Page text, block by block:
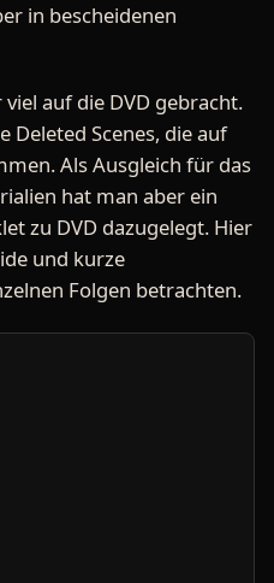
in bescheidenen
auf die DVD gebracht.
Deleted Scenes, die auf
Als Ausgleich für das
hat man aber ein
zu DVD dazugelegt. Hier
und kurze
Folgen betrachten.